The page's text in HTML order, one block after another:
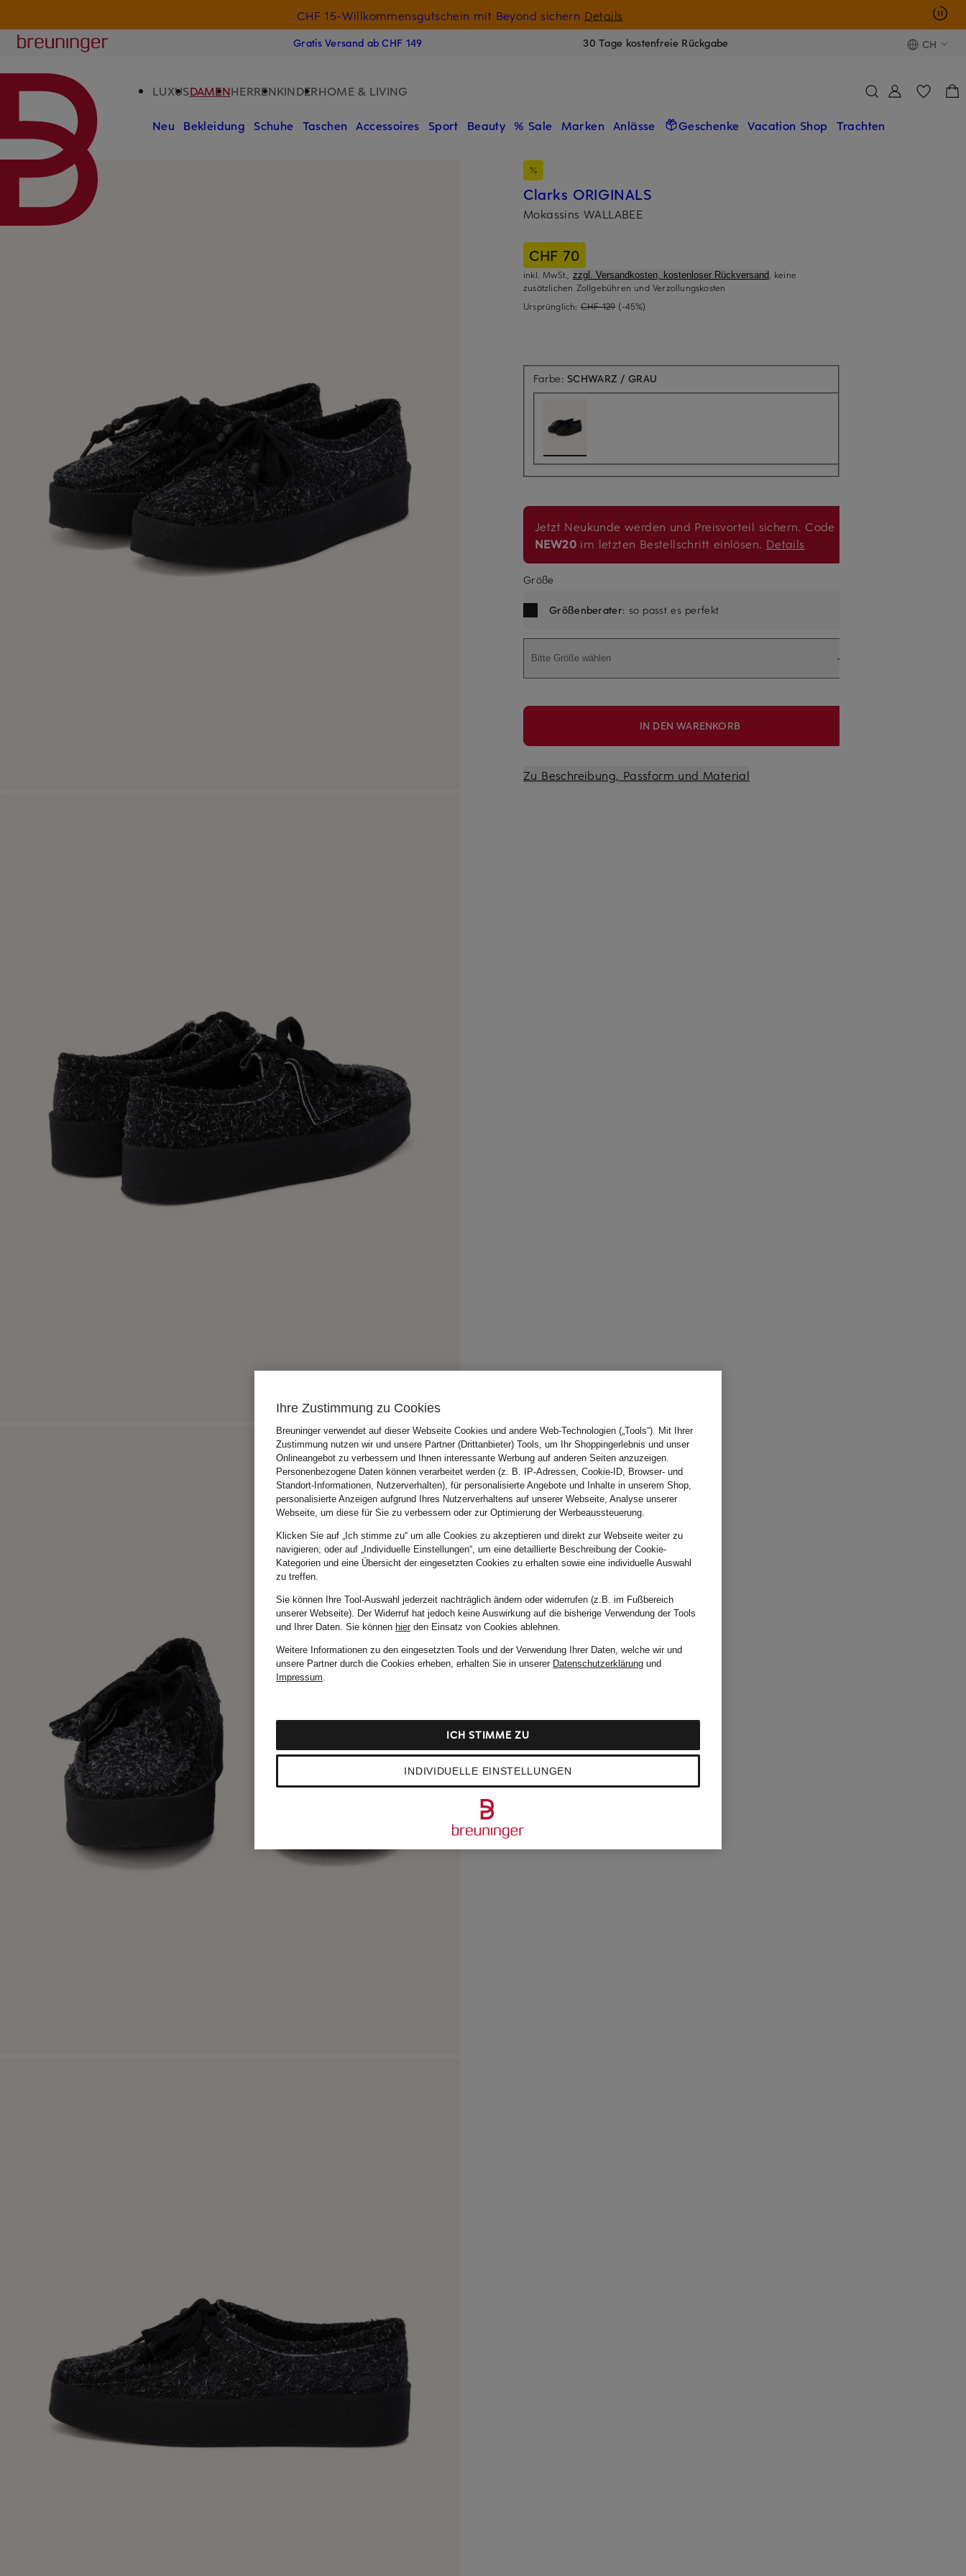
CHF 15-Willkommensgutschein mit Beyond sichern Details
Breuninger
Gratis Versand ab CHF 149 30 Tage kostenfreie Rückgabe CH
LUXUSDAMENHERRENKINDERHOME & LIVING
Neu Bekleidung Schuhe Taschen Accessoires Sport Beauty % Sale Marken Anlässe Geschenke Vacation Shop Trachten
Clarks ORIGINALS
Mokassins WALLABEE
CHF 70
inkl. MwSt., zzgl. Versandkosten, kostenloser Rückversand, keine
zusätzlichen Zollgebühren und Verzollungskosten
Ursprünglich: CHF 129 (-45%)
Farbe: SCHWARZ / GRAU
Jetzt Neukunde werden und Preisvorteil sichern. Code
NEW20 im letzten Bestellschritt einlösen. Details
Größe
Größenberater: so passt es perfekt
Bitte Größe wählen
IN DEN WARENKORB
Zu Beschreibung, Passform und Material
Ihre Zustimmung zu Cookies
Breuninger verwendet auf dieser Webseite Cookies und andere Web-Technologien („Tools“). Mit Ihrer
Zustimmung nutzen wir und unsere Partner (Drittanbieter) Tools, um Ihr Shoppingerlebnis und unser
Onlineangebot zu verbessern und Ihnen interessante Werbung auf anderen Seiten anzuzeigen.
Personenbezogene Daten können verarbeitet werden (z. B. IP-Adressen, Cookie-ID, Browser- und
Standort-Informationen, Nutzerverhalten), für personalisierte Angebote und Inhalte in unserem Shop,
personalisierte Anzeigen aufgrund Ihres Nutzerverhaltens auf unserer Webseite, Analyse unserer
Webseite, um diese für Sie zu verbessern oder zur Optimierung der Werbeaussteuerung.
Klicken Sie auf „Ich stimme zu“ um alle Cookies zu akzeptieren und direkt zur Webseite weiter zu
navigieren; oder auf „Individuelle Einstellungen“, um eine detaillierte Beschreibung der Cookie-
Kategorien und eine Übersicht der eingesetzten Cookies zu erhalten sowie eine individuelle Auswahl
zu treffen.
Sie können Ihre Tool-Auswahl jederzeit nachträglich ändern oder widerrufen (z.B. im Fußbereich
unserer Webseite). Der Widerruf hat jedoch keine Auswirkung auf die bisherige Verwendung der Tools
und Ihrer Daten. Sie können hierden Einsatz von Cookies ablehnen.
Weitere Informationen zu den eingesetzten Tools und der Verwendung Ihrer Daten, welche wir und
unsere Partner durch die Cookies erheben, erhalten Sie in unserer Datenschutzerklärung und
Impressum.
INDIVIDUELLE EINSTELLUNGEN
ICH STIMME ZU